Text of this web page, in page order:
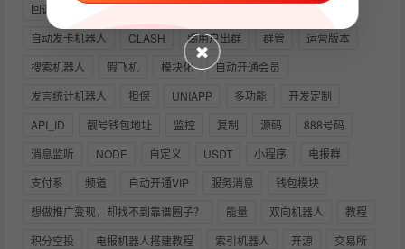
回调消息
群活跃机器人 关键词监听
授权
自动发卡机器人
CLASH 踢用户出群 群管
运营版本
搜索机器人
假飞机 模块化
自动开通会员
发言统计机器人
担保 UNIAPP 多功能
开发定制
API_ID
靓号钱包地址 监控 复制 源码
888号码
消息监听
NODE 自定义 USDT 小程序
电报群
支付系
频道 自动开通VIP 服务消息
钱包模块
想做推广变现，却找不到靠谱圈子？
能量 双向机器人
教程
积分空投
电报机器人搭建教程 索引机器人 开源
交易所